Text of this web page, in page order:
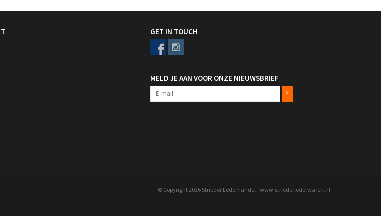
GET IN TOUCH
MELD JE AAN VOOR ONZE NIEUWSBRIEF
>
© Copyright 2026 Strieder Lederhandel - www.striederlederwaren.nl